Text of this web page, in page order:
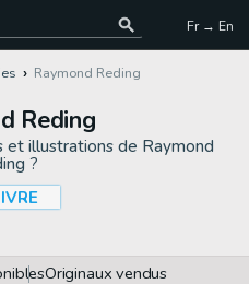
Fr → En
Raymond Reding
Reding
et illustrations de Raymond
?
Originaux vendus